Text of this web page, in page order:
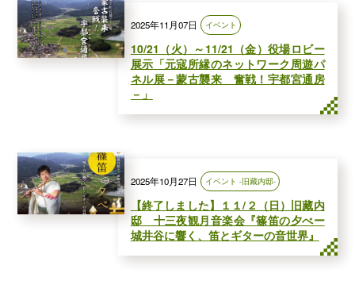
2025年11月07日 イベント
10/21（火）～11/21（金）役場ロビー
展示「元寇所縁のネットワーク周遊パ
ネル展－蒙古襲来 奮戦！宇都宮通房
－」
2025年10月27日 イベント -旧藏内邸-
【終了しました】１１/２（日）旧藏内
邸 十三夜観月音楽会『篠笛の夕べー
城井谷に響く、笛とギターの音世界』